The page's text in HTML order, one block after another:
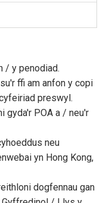
/ y penodiad.
ffi am anfon y copi
preswyl.
gyda'r POA a / neu'r
neu
yn Hong Kong,
dogfennau gan